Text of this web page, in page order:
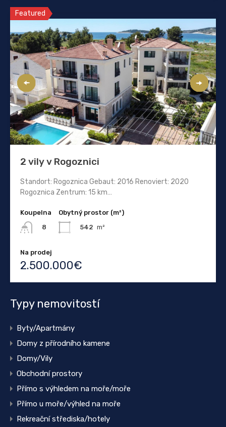
Featured
2 vily v Rogoznici
Standort: Rogoznica Gebaut: 2016 Renoviert: 2020
Rogoznica Zentrum: 15 km…
Koupelna
8
Obytný prostor (m²)
542 m²
Na prodej
2.500.000€
Typy nemovitostí
Byty/Apartmány
Domy z přírodního kamene
Domy/Vily
Obchodní prostory
Přímo s výhledem na moře/moře
Přímo u moře/výhled na moře
Rekreační střediska/hotely